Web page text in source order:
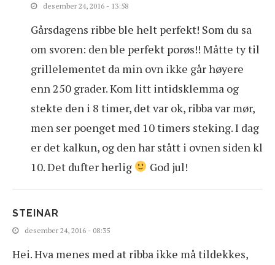
desember 24, 2016 - 13:58
Gårsdagens ribbe ble helt perfekt! Som du sa
om svoren: den ble perfekt porøs!! Måtte ty til
grillelementet da min ovn ikke går høyere
enn 250 grader. Kom litt intidsklemma og
stekte den i 8 timer, det var ok, ribba var mør,
men ser poenget med 10 timers steking. I dag
er det kalkun, og den har stått i ovnen siden kl
10. Det dufter herlig
God jul!
STEINAR
desember 24, 2016 - 08:35
Hei. Hva menes med at ribba ikke må tildekkes,